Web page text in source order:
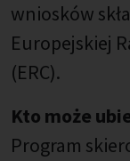
wniosków
Europejskiej
(ERC).
Kto może
Program